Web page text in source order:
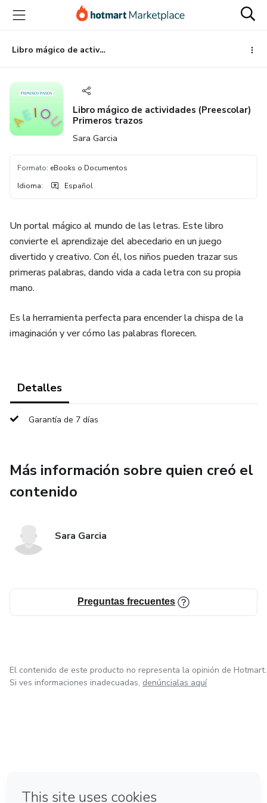
principal
página
de
página
Libro mágico de actividades (Preescolar) Primeros trazos
Libro mágico de actividades (Preescolar)
Primeros trazos
Sara Garcia
Formato: eBooks o Documentos
Idioma: Español
Un portal mágico al mundo de las letras. Este libro
convierte el aprendizaje del abecedario en un juego
divertido y creativo. Con él, los niños pueden trazar sus
primeras palabras, dando vida a cada letra con su propia
mano.
Es la herramienta perfecta para encender la chispa de la
imaginación y ver cómo las palabras florecen.
Detalles
Garantía de 7 días
Más información sobre quien creó el
contenido
Sara Garcia
Preguntas frecuentes
El contenido de este producto no representa la opinión de Hotmart.
Si ves informaciones inadecuadas, denúncialas aquí
Hecho con❤ en Ciudad de México